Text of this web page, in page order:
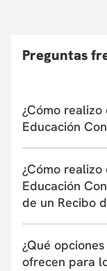
Preguntas
¿Cómo
Educación
programa o
¿Cómo
Educación
de un Recibo
un Recibo de
¿Qué
ofrecen para